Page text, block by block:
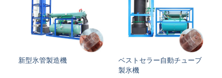
新型氷管製造機
ベストセラー自動チューブ
製氷機